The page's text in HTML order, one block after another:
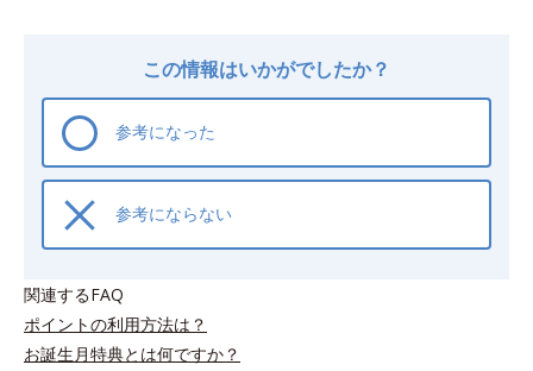
この情報はいかがでしたか？
参考になった
参考にならない
関連するFAQ
ポイントの利用方法は？
お誕生月特典とは何ですか？